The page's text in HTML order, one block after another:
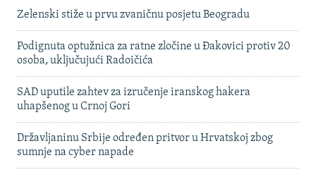
Zelenski stiže u prvu zvaničnu posjetu Beogradu
Podignuta optužnica za ratne zločine u Đakovici protiv 20
osoba, uključujući Radoičića
SAD uputile zahtev za izručenje iranskog hakera
uhapšenog u Crnoj Gori
Državljaninu Srbije određen pritvor u Hrvatskoj zbog
sumnje na cyber napade